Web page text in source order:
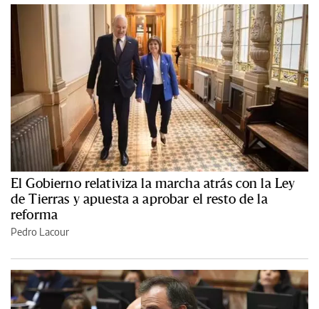
El Gobierno relativiza la marcha atrás con la Ley
de Tierras y apuesta a aprobar el resto de la
reforma
Pedro Lacour